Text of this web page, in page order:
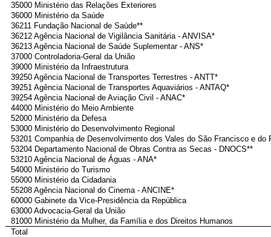
35000 Ministério das Relações Exteriores
36000 Ministério da Saúde
36211 Fundação Nacional de Saúde**
36212 Agência Nacional de Vigilância Sanitária - ANVISA*
36213 Agência Nacional de Saúde Suplementar - ANS*
37000 Controladoria-Geral da União
39000 Ministério da Infraestrutura
39250 Agência Nacional de Transportes Terrestres - ANTT*
39251 Agência Nacional de Transportes Aquaviários - ANTAQ*
39254 Agência Nacional de Aviação Civil - ANAC*
44000 Ministério do Meio Ambiente
52000 Ministério da Defesa
53000 Ministério do Desenvolvimento Regional
53201 Companhia de Desenvolvimento dos Vales do São Francisco e do
53204 Departamento Nacional de Obras Contra as Secas - DNOCS**
53210 Agência Nacional de Águas - ANA*
54000 Ministério do Turismo
55000 Ministério da Cidadania
55208 Agência Nacional do Cinema - ANCINE*
60000 Gabinete da Vice-Presidência da República
63000 Advocacia-Geral da União
81000 Ministério da Mulher, da Família e dos Direitos Humanos
Total